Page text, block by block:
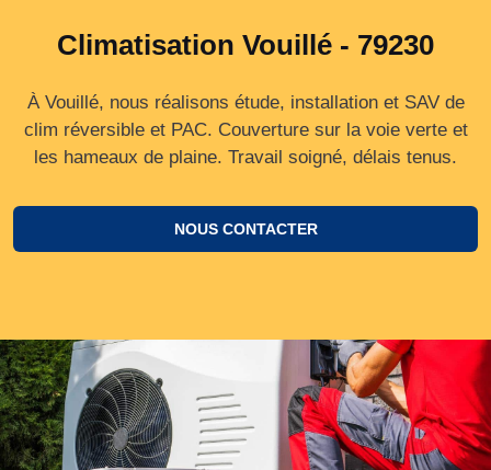
Climatisation Vouillé - 79230
À Vouillé, nous réalisons étude, installation et SAV de
clim réversible et PAC. Couverture sur la voie verte et
les hameaux de plaine. Travail soigné, délais tenus.
NOUS CONTACTER